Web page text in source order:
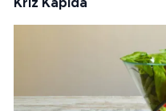
Kriz Kapıda